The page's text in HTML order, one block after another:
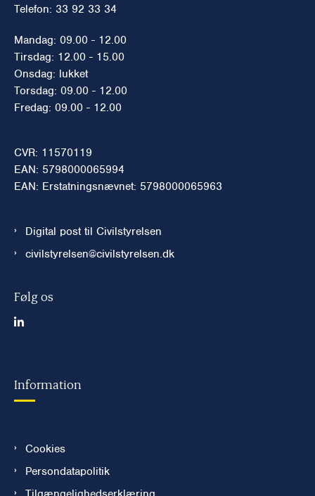
Telefon: 33 92 33 34
Mandag: 09.00 - 12.00
Tirsdag: 12.00 - 15.00
Onsdag: lukket
Torsdag: 09.00 - 12.00
Fredag: 09.00 - 12.00
CVR: 11570119
EAN: 5798000065994
EAN: Erstatningsnævnet: 5798000065963
Digital post til Civilstyrelsen
civilstyrelsen@civilstyrelsen.dk
Følg os
Information
Cookies
Persondatapolitik